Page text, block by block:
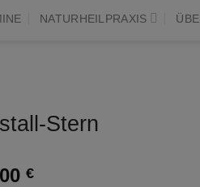
NATURHEILPRAXIS
Stern
€